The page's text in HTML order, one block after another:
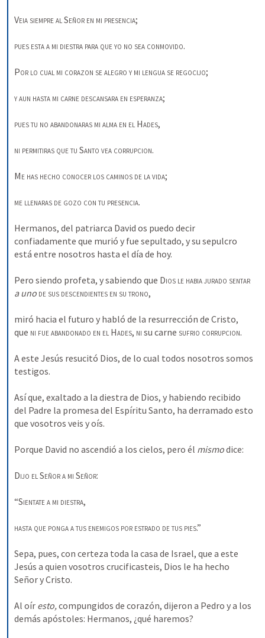
Veia siempre alSeñor en mi presencia;
pues esta a mi diestra para que yo no sea conmovido.
Por lo cual mi corazon se alegro y mi lengua se regocijo;
y aun hasta mi carne descansara en esperanza;
pues tu no abandonaras mi alma en el Hades,
ni permitiras que tu Santo vea corrupcion.
Me has hecho conocer los caminos de la vida;
me llenaras de gozo con tu presencia.
Hermanos, del patriarca David os puedo decir
confiadamente que murió y fue sepultado, y su sepulcro
está entre nosotros hasta el día de hoy.
Pero siendo profeta, y sabiendo que
a uno de sus descendientes en su trono,
miró hacia el futuro y habló de la resurrección de Cristo,
que ni fue abandonado en el Hades, ni su carne sufrio corrupcion.
A este Jesús resucitó Dios, de lo cual todos nosotros somos
testigos.
Así que, exaltado a la diestra de Dios, y habiendo recibido
del Padre la promesa del Espíritu Santo, ha derramado esto
que vosotros veis y oís.
Porque David no ascendió a los cielos, pero él mismo dice:
Dijo elSeñor a mi Señor:
“Sientate a mi diestra,
hasta que ponga a tus enemigos por estrado de tus pies.”
Sepa, pues, con certeza toda la casa de Israel, que a este
Jesús a quien vosotros crucificasteis, Dios le ha hecho
Señor y Cristo.
Al oír esto, compungidos de corazón, dijeron a Pedro y a los
demás apóstoles: Hermanos, ¿qué haremos?